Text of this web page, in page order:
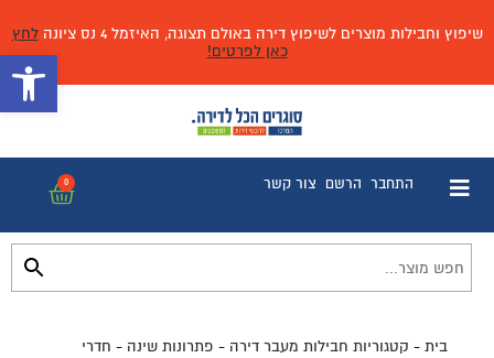
שיפוץ וחבילות מוצרים לשיפוץ דירה באולם תצוגה, האיזמל 4 נס ציונה
לחץ
כאן לפרטים!
התחבר הרשם צור קשר 0
בית - קטגוריות חבילות מעבר דירה - פתרונות שינה - חדרי